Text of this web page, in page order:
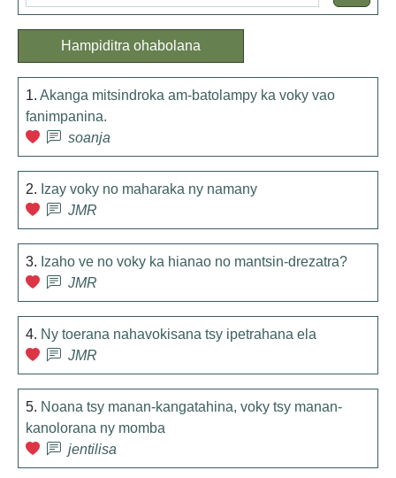
Hampiditra ohabolana
1. Akanga mitsindroka am-batolampy ka voky vao
fanimpanina.
soanja
2. Izay voky no maharaka ny namany
JMR
3. Izaho ve no voky ka hianao no mantsin-drezatra?
JMR
4. Ny toerana nahavokisana tsy ipetrahana ela
JMR
5. Noana tsy manan-kangatahina, voky tsy manan-
kanolorana ny momba
jentilisa